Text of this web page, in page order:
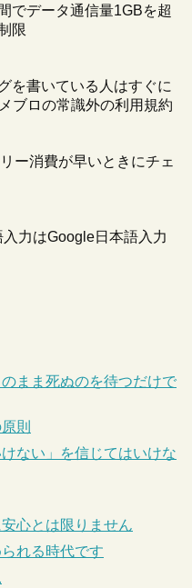
でデータ通信量1GBを超
限
を書いている人はすぐに
ブロの常識外の利用規約
ー消費が早いときにチェ
力はGoogle日本語入力
まま死ぬのを待つだけで
則
ない」を信じてはいけな
心とは限りません
れる時代です